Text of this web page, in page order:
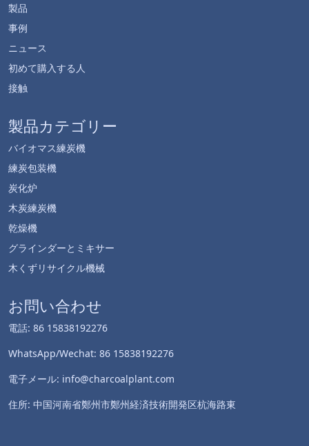
製品
事例
ニュース
初めて購入する人
接触
製品カテゴリー
バイオマス練炭機
練炭包装機
炭化炉
木炭練炭機
乾燥機
グラインダーとミキサー
木くずリサイクル機械
お問い合わせ
電話: 86 15838192276
WhatsApp/Wechat: 86 15838192276
電子メール: info@charcoalplant.com
住所: 中国河南省鄭州市鄭州経済技術開発区杭海路東